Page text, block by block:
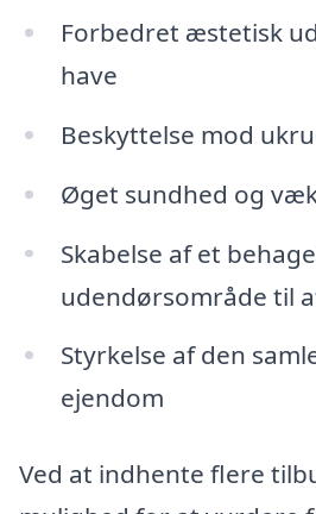
Forbedret æstetisk
have
Beskyttelse mod
Øget sundhed og
Skabelse af et
udendørsområde til
Styrkelse af den
ejendom
Ved at indhente flere